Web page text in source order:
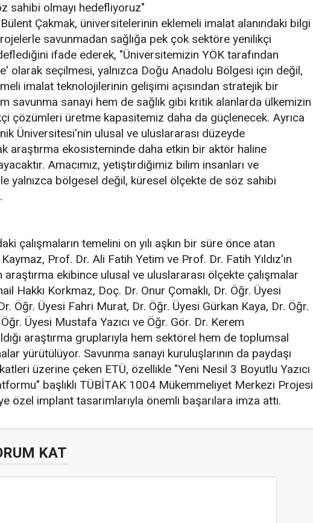
sahibi olmayı hedefliyoruz"
Çakmak, üniversitelerinin eklemeli imalat alanındaki bilgi
savunmadan sağlığa pek çok sektöre yenilikçi
ifade ederek, "Üniversitemizin YÖK tarafından
olarak seçilmesi, yalnızca Doğu Anadolu Bölgesi için değil,
imalat teknolojilerinin gelişimi açısından stratejik bir
savunma sanayi hem de sağlık gibi kritik alanlarda ülkemizin
çözümleri üretme kapasitemiz daha da güçlenecek. Ayrıca
Üniversitesi'nin ulusal ve uluslararası düzeyde
araştırma ekosisteminde daha etkin bir aktör haline
Amacımız, yetiştirdiğimiz bilim insanları ve
yalnızca bölgesel değil, küresel ölçekte de söz sahibi
çalışmaların temelini on yılı aşkın bir süre önce atan
Prof. Dr. Ali Fatih Yetim ve Prof. Dr. Fatih Yıldız'ın
ekibince ulusal ve uluslararası ölçekte çalışmalar
Hakkı Korkmaz, Doç. Dr. Onur Çomaklı, Dr. Öğr. Üyesi
Öğr. Üyesi Fahri Murat, Dr. Öğr. Üyesi Gürkan Kaya, Dr. Öğr.
Üyesi Mustafa Yazıcı ve Öğr. Gör. Dr. Kerem
araştırma gruplarıyla hem sektörel hem de toplumsal
yürütülüyor. Savunma sanayi kuruluşlarının da paydaşı
üzerine çeken ETÜ, özellikle "Yeni Nesil 3 Boyutlu Yazıcı
başlıklı TÜBİTAK 1004 Mükemmeliyet Merkezi Projesi
özel implant tasarımlarıyla önemli başarılara imza attı.
KAT